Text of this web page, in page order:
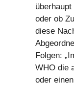
oder ob
diese
Folgen:
WHO die
oder